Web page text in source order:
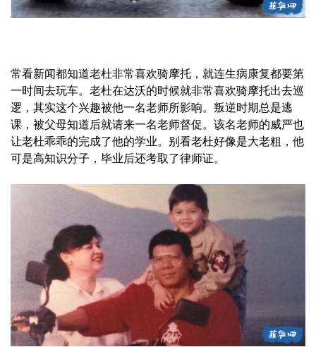
常看新闻都知道老杜非常喜欢骑摩托，就连生病康复都要第
一时间去玩车。老杜在达沃的时候就非常喜欢骑摩托出去巡
逻，其实这个兴趣被他一名老师所影响。叛逆时期总是逃
课，被父母知道后就请来一名老师督促。该名老师的威严也
让老杜乖乖的完成了他的学业。别看老杜好像是大老粗，他
可是高知识分子，毕业后还考取了律师证。